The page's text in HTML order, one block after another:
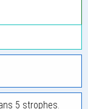
5 strophes.